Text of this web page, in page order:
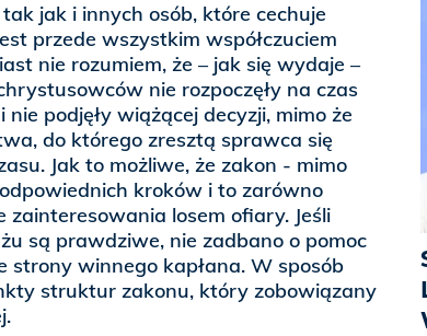
jak i innych osób, które cechuje
przede wszystkim współczuciem
nie rozumiem, że – jak się wydaje –
nie rozpoczęły na czas
podjęły wiążącej decyzji, mimo że
do którego zresztą sprawca się
Jak to możliwe, że zakon - mimo
kroków i to zarówno
losem ofiary. Jeśli
są prawdziwe, nie zadbano o pomoc
strony winnego kapłana. W sposób
struktur zakonu, który zobowiązany